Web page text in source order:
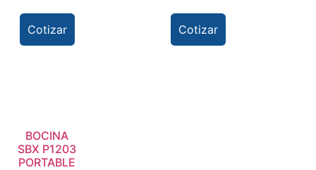
Cotizar Cotizar
BOCINA
SBX P1203
PORTABLE